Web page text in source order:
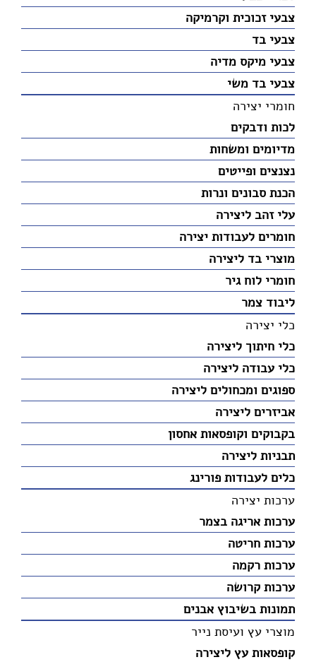
צבעי זכוכית וקרמיקה
צבעי בד
צבעי מיקס מדיה
צבעי בד משי
חומרי יצירה
לכות ודבקים
מדיומים ומשחות
נצנצים ופייטים
הכנת סבונים ונרות
עלי זהב ליצירה
חומרים לעבודות יצירה
מוצרי בד ליצירה
חומרי לוח גיר
ליבוד צמר
כלי יצירה
כלי חיתוך ליצירה
כלי עבודה ליצירה
ספוגים ומכחולים ליצירה
אביזרים ליצירה
בקבוקים וקופסאות אחסון
תבניות ליצירה
כלים לעבודות פורינג
ערכות יצירה
ערכות אריגה בצמר
ערכות חריטה
ערכות רקמה
ערכות קרושה
תמונות בשיבוץ אבנים
מוצרי עץ ועיסת נייר
קופסאות עץ ליצירה